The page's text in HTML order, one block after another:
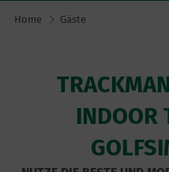
Home Gäste
INDOOR